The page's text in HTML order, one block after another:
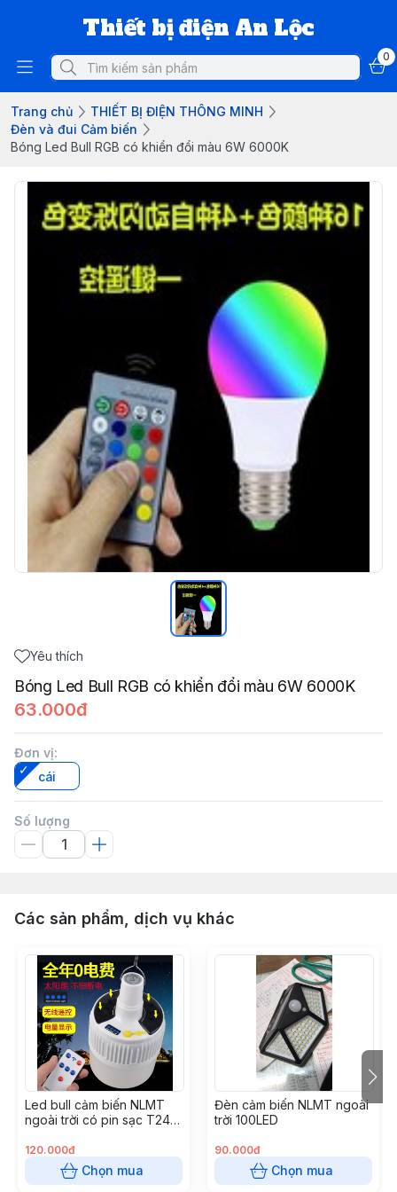
Thiết bị điện An Lộc
0
Trang chủ
THIẾT BỊ ĐIỆN THÔNG MINH
Đèn và đui Cảm biến
Bóng Led Bull RGB có khiển đổi màu 6W 6000K
Yêu thích
Bóng Led Bull RGB có khiển đổi màu 6W 6000K
63.000đ
Đơn vị:
cái
Số lượng
Các sản phẩm, dịch vụ khác
Led bull cảm biến NLMT
ngoài trời có pin sạc T24-
120.000đ
Chọn mua
Đèn cảm biến NLMT ngoài
trời 100LED
90.000đ
Chọn mua